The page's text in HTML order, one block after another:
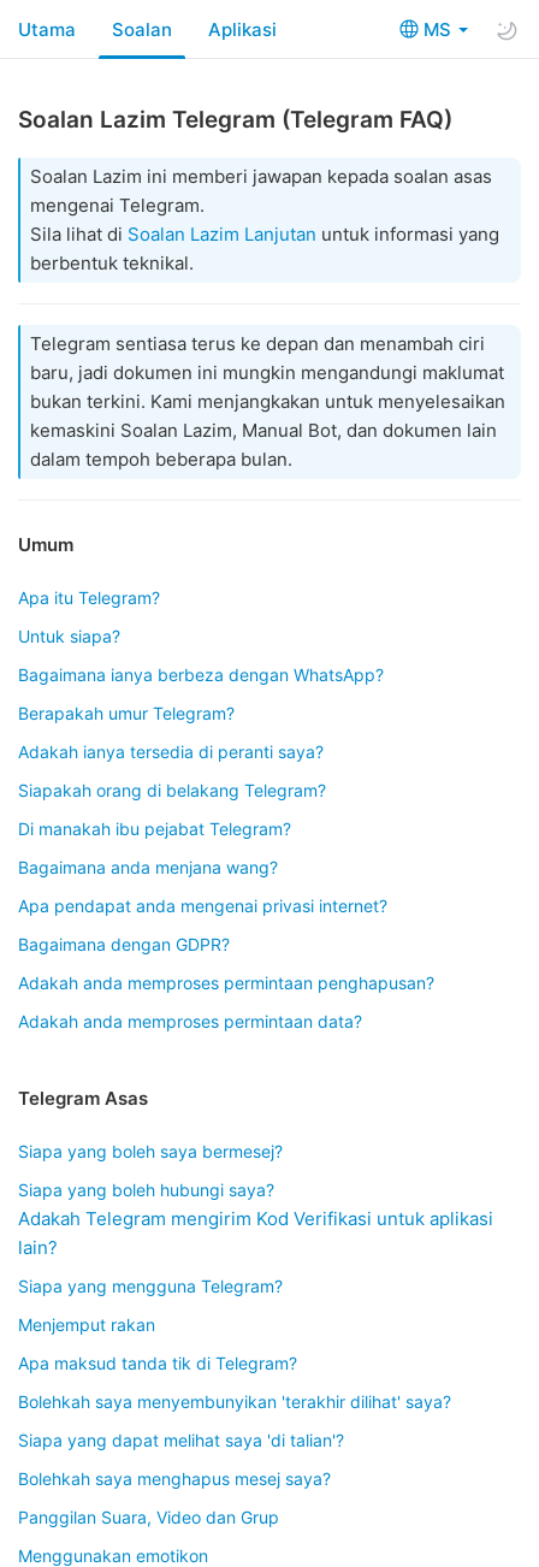
MS
Utama Soalan Aplikasi
Soalan Lazim Telegram (Telegram FAQ)
Soalan Lazim ini memberi jawapan kepada soalan asas
mengenai Telegram.
Sila lihat di Soalan Lazim Lanjutan untuk informasi yang
berbentuk teknikal.
Telegram sentiasa terus ke depan dan menambah ciri
baru, jadi dokumen ini mungkin mengandungi maklumat
bukan terkini. Kami menjangkakan untuk menyelesaikan
kemaskini Soalan Lazim, Manual Bot, dan dokumen lain
dalam tempoh beberapa bulan.
Umum
Apa itu Telegram?
Untuk siapa?
Bagaimana ianya berbeza dengan WhatsApp?
Berapakah umur Telegram?
Adakah ianya tersedia di peranti saya?
Siapakah orang di belakang Telegram?
Di manakah ibu pejabat Telegram?
Bagaimana anda menjana wang?
Apa pendapat anda mengenai privasi internet?
Bagaimana dengan GDPR?
Adakah anda memproses permintaan penghapusan?
Adakah anda memproses permintaan data?
Telegram Asas
Siapa yang boleh saya bermesej?
Siapa yang boleh hubungi saya?
Adakah Telegram mengirim Kod Verifikasi untuk aplikasi
lain?
Siapa yang mengguna Telegram?
Menjemput rakan
Apa maksud tanda tik di Telegram?
Bolehkah saya menyembunyikan 'terakhir dilihat' saya?
Siapa yang dapat melihat saya 'di talian'?
Bolehkah saya menghapus mesej saya?
Panggilan Suara, Video dan Grup
Menggunakan emotikon